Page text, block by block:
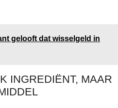
gelooft dat wisselgeld in
INGREDIËNT, MAAR